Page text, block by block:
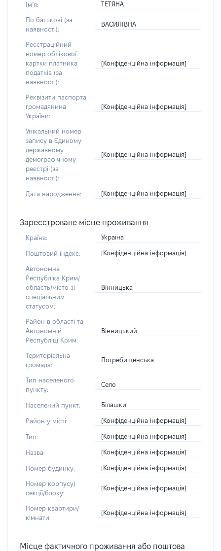
Імʼя: ТЕТЯНА
По батькові (за
наявності):
ВАСИЛІВНА
Реєстраційний
номер облікової
картки платника
податків (за
наявності):
[Конфіденційна інформація]
Реквізити паспорта
громадянина
України:
[Конфіденційна інформація]
Унікальний номер
запису в Єдиному
державному
демографічному
реєстрі (за
наявності):
[Конфіденційна інформація]
Дата народження: [Конфіденційна інформація]
Зареєстроване місце проживання
Країна: Україна
Поштовий індекс: [Конфіденційна інформація]
Автономна
Республіка Крим/
область/місто зі
спеціальним
статусом:
Вінницька
Район в області та
Автономній
Республіці Крим:
Вінницький
Територіальна
громада:
Погребищенська
Тип населеного
пункту:
Село
Населений пункт: Білашки
Район у місті: [Конфіденційна інформація]
Тип: [Конфіденційна інформація]
Назва: [Конфіденційна інформація]
Номер будинку: [Конфіденційна інформація]
Номер корпусу/
секції/блоку:
[Конфіденційна інформація]
Номер квартири/
кімнати:
[Конфіденційна інформація]
Місце фактичного проживання або поштова